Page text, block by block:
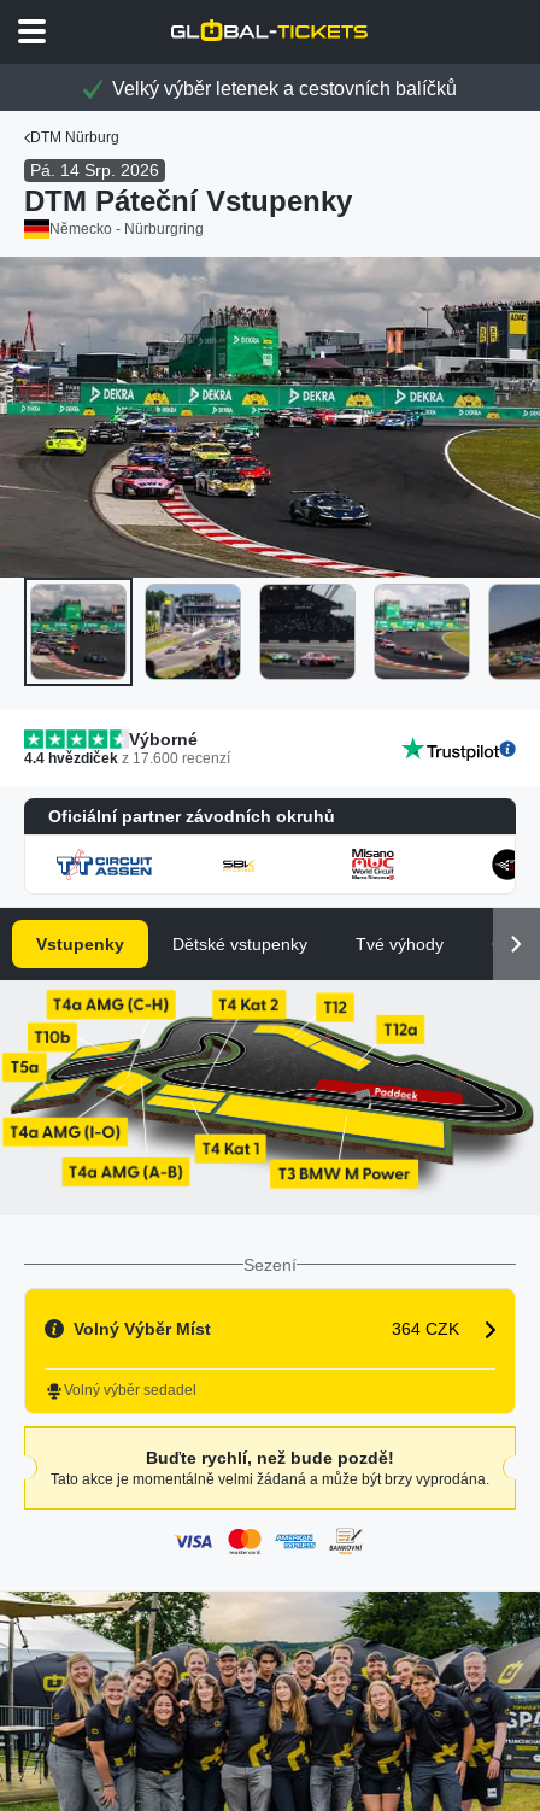
Velký výběr letenek a cestovních balíčků
DTM Nürburg
Pá. 14 Srp. 2026
DTM Páteční Vstupenky
Německo - Nürburgring
Výborné
4.4 hvězdiček z 17.600 recenzí
Oficiální partner závodních okruhů
Vstupenky Dětské vstupenky Tvé výhody
Sezení
Volný Výběr Míst 364 CZK
Volný výběr sedadel
Buďte rychlí, než bude pozdě!
Tato akce je momentálně velmi žádaná a může být brzy vyprodána.